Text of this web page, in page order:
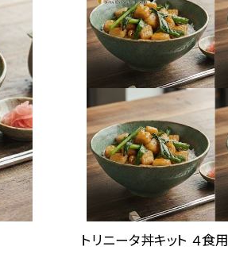
トリニータ丼キット ４食用